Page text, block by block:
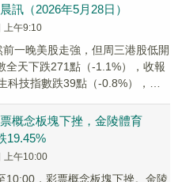
訊（2026年5月28日）
上午9:10
一晚美股走強，但周三港股低開
全天下跌271點（-1.1%），收報
科技指數跌39點（-0.8%），收
票概念板塊下挫，金陵體育
19.45%
上午10:00
10:00，彩票概念板塊下挫。金陵